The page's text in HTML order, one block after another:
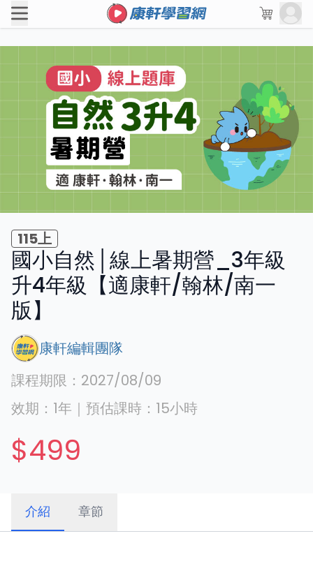
115上
國小自然│線上暑期營_3年級
升4年級【適康軒/翰林/南一
版】
康軒編輯團隊
課程期限： 2027/08/09
效期： 1年 ｜ 預估課時： 15小時
$499
介紹 章節